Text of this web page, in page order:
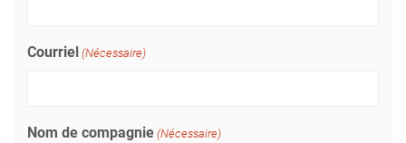
Courriel (Nécessaire)
Nom de compagnie (Nécessaire)